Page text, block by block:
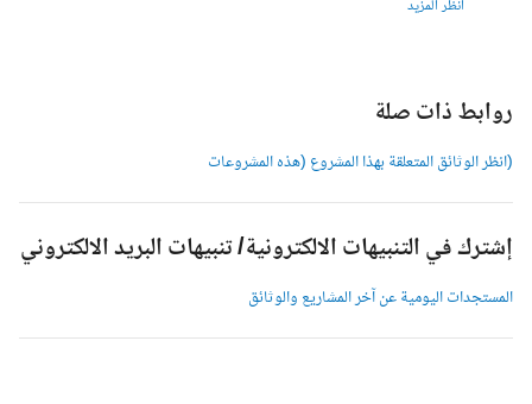
انظر المزيد
روابط ذات صلة
(انظر الوثائق المتعلقة بهذا المشروع (هذه المشروعات
إشترك في التنبيهات الالكترونية/ تنبيهات البريد الالكتروني
المستجدات اليومية عن آخر المشاريع والوثائق